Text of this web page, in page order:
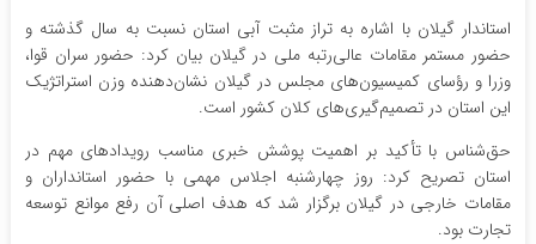
‌استاندار گیلان با اشاره به تراز مثبت آبی استان نسبت به سال گذشته و
حضور مستمر مقامات عالی‌رتبه ملی در گیلان بیان کرد: حضور سران قوا،
وزرا و رؤسای کمیسیون‌های مجلس در گیلان نشان‌دهنده وزن استراتژیک
این استان در تصمیم‌گیری‌های کلان کشور است.
‌حق‌شناس با تأکید بر اهمیت پوشش خبری مناسب رویدادهای مهم در
استان تصریح کرد: روز چهارشنبه اجلاس مهمی با حضور استانداران و
مقامات خارجی در گیلان برگزار شد که هدف اصلی آن رفع موانع توسعه
تجارت بود.